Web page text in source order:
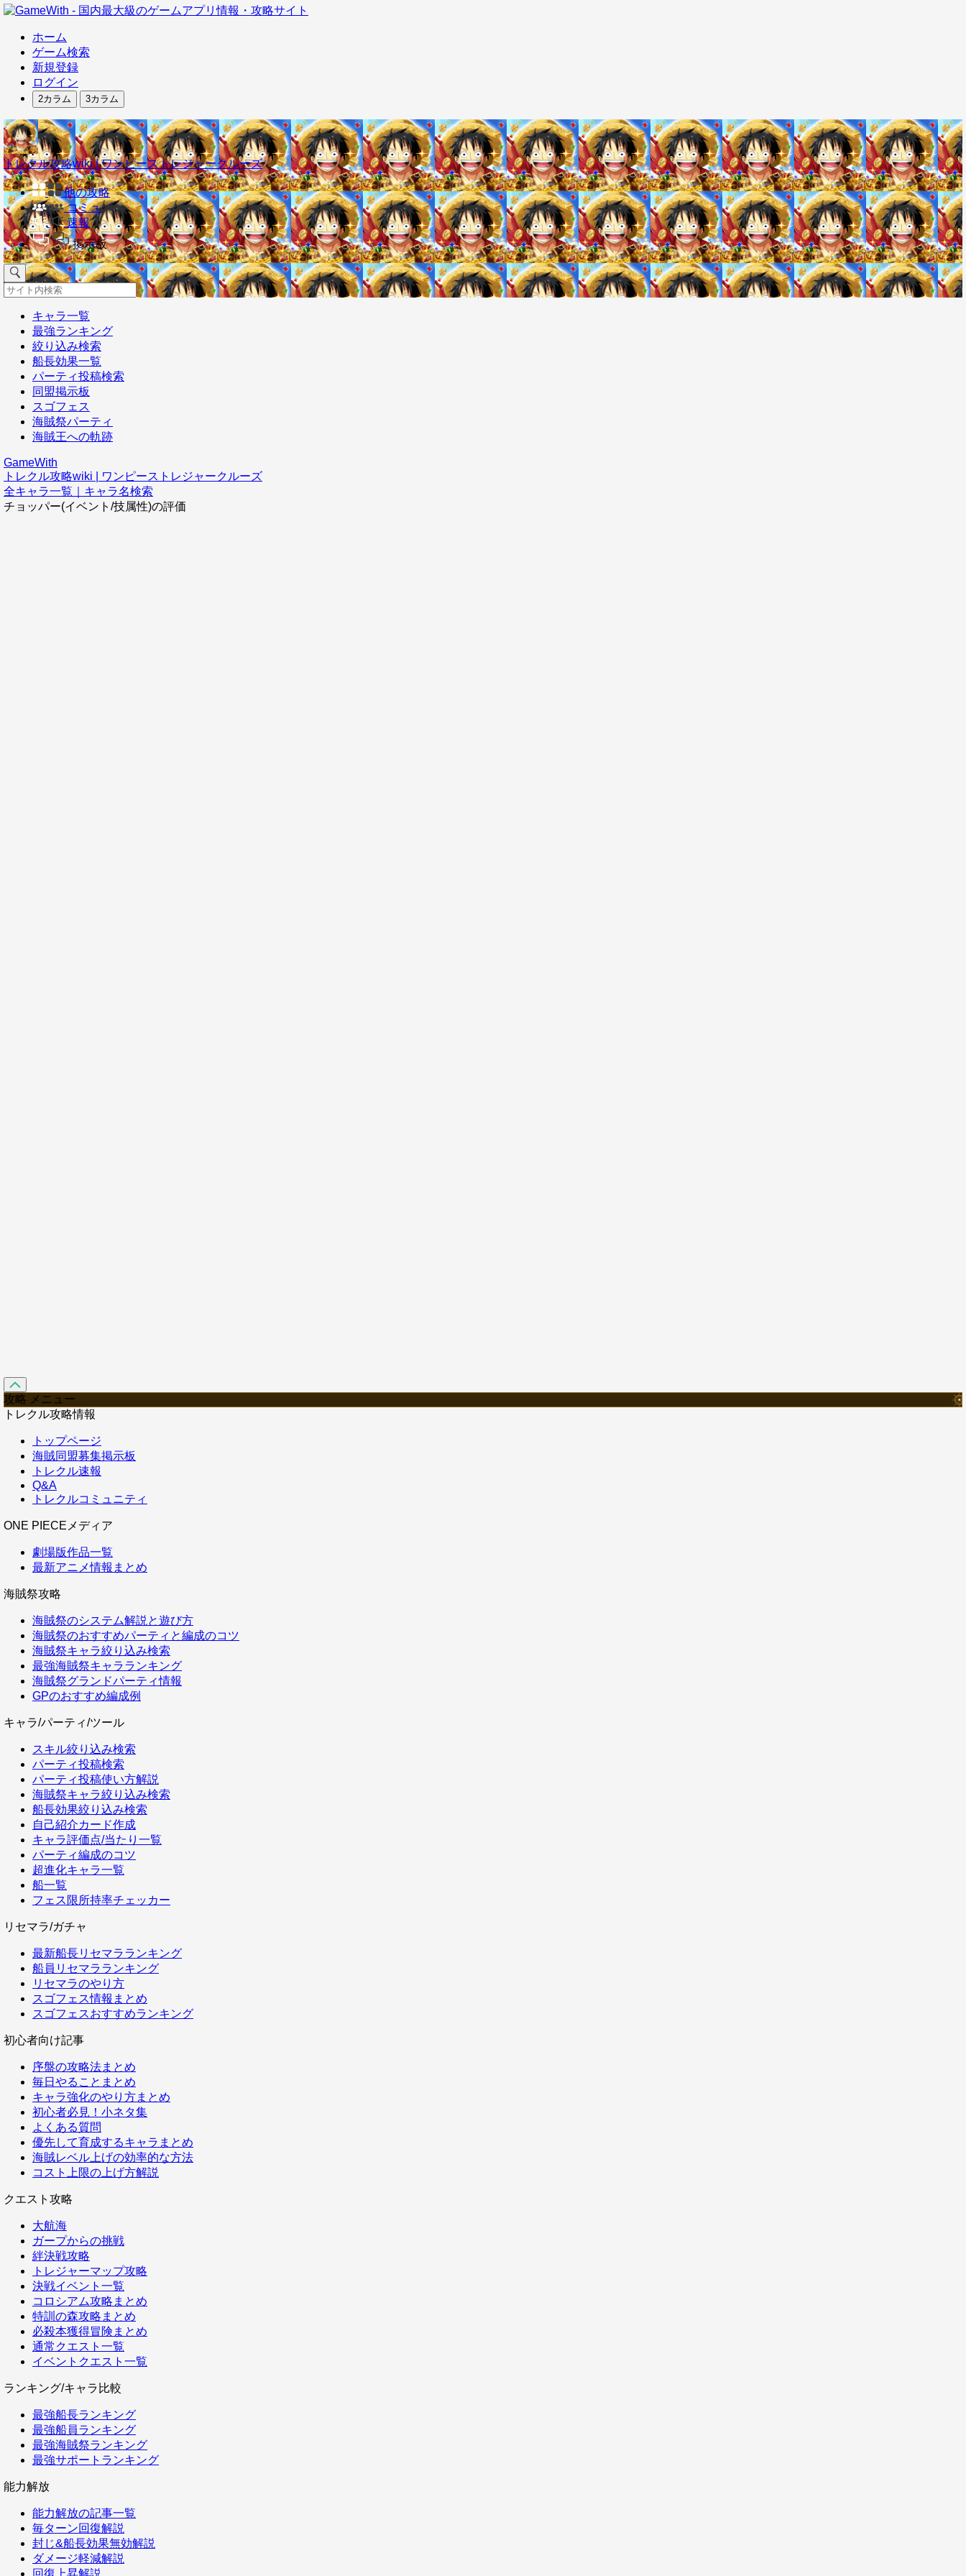
ホーム
ゲーム検索
新規登録
ログイン
2カラム 3カラム
トレクル攻略wiki | ワンピーストレジャークルーズ
他の攻略
コミュ
速報
掲示板
キャラ一覧
最強ランキング
絞り込み検索
船長効果一覧
パーティ投稿検索
同盟掲示板
スゴフェス
海賊祭パーティ
海賊王への軌跡
GameWith
トレクル攻略wiki | ワンピーストレジャークルーズ
全キャラ一覧｜キャラ名検索
チョッパー(イベント/技属性)の評価
攻略 メニュー
トレクル攻略情報
トップページ
海賊同盟募集掲示板
トレクル速報
Q&A
トレクルコミュニティ
ONE PIECEメディア
劇場版作品一覧
最新アニメ情報まとめ
海賊祭攻略
海賊祭のシステム解説と遊び方
海賊祭のおすすめパーティと編成のコツ
海賊祭キャラ絞り込み検索
最強海賊祭キャラランキング
海賊祭グランドパーティ情報
GPのおすすめ編成例
キャラ/パーティ/ツール
スキル絞り込み検索
パーティ投稿検索
パーティ投稿使い方解説
海賊祭キャラ絞り込み検索
船長効果絞り込み検索
自己紹介カード作成
キャラ評価点/当たり一覧
パーティ編成のコツ
超進化キャラ一覧
船一覧
フェス限所持率チェッカー
リセマラ/ガチャ
最新船長リセマラランキング
船員リセマラランキング
リセマラのやり方
スゴフェス情報まとめ
スゴフェスおすすめランキング
初心者向け記事
序盤の攻略法まとめ
毎日やることまとめ
キャラ強化のやり方まとめ
初心者必見！小ネタ集
よくある質問
優先して育成するキャラまとめ
海賊レベル上げの効率的な方法
コスト上限の上げ方解説
クエスト攻略
大航海
ガープからの挑戦
絆決戦攻略
トレジャーマップ攻略
決戦イベント一覧
コロシアム攻略まとめ
特訓の森攻略まとめ
必殺本獲得冒険まとめ
通常クエスト一覧
イベントクエスト一覧
ランキング/キャラ比較
最強船長ランキング
最強船員ランキング
最強海賊祭ランキング
最強サポートランキング
能力解放
能力解放の記事一覧
毎ターン回復解説
封じ&船長効果無効解説
ダメージ軽減解説
回復上昇解説